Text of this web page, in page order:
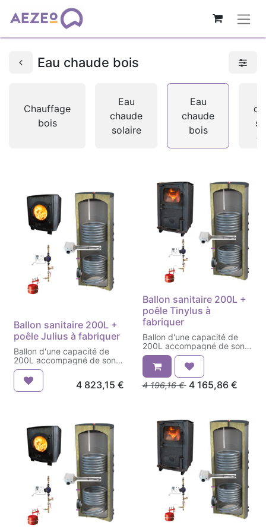
Eau chaude bois
Chauffage
bois
Eau
chaude
solaire
Eau
chaude
bois
+
Ballon sanitaire 200L +
poêle Julius à fabriquer
Ballon d'une capacité de
200L accompagné de son
poêle bouilleur Julius
4 823,15 €
Ballon sanitaire 200L +
poêle Tinylus à
fabriquer
Ballon d'une capacité de
200L accompagné de son
poêle Tinylus
4 196,16€ 4 165,86€